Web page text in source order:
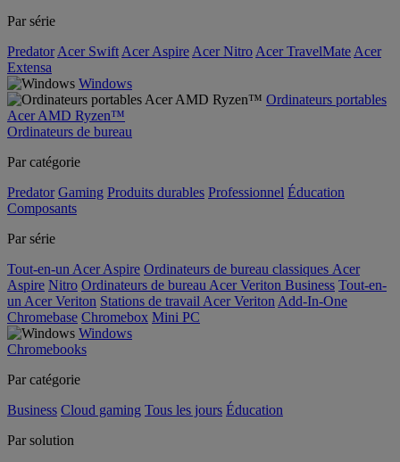
Par série
Predator Acer Swift Acer Aspire Acer Nitro Acer TravelMate Acer
Extensa
Windows
Ordinateurs portables
Acer AMD Ryzen™
Ordinateurs de bureau
Par catégorie
Predator Gaming Produits durables Professionnel Éducation
Composants
Par série
Tout-en-un Acer Aspire Ordinateurs de bureau classiques Acer
Aspire Nitro Ordinateurs de bureau Acer Veriton Business Tout-en-
un Acer Veriton Stations de travail Acer Veriton Add-In-One
Chromebase Chromebox Mini PC
Windows
Chromebooks
Par catégorie
Business Cloud gaming Tous les jours Éducation
Par solution